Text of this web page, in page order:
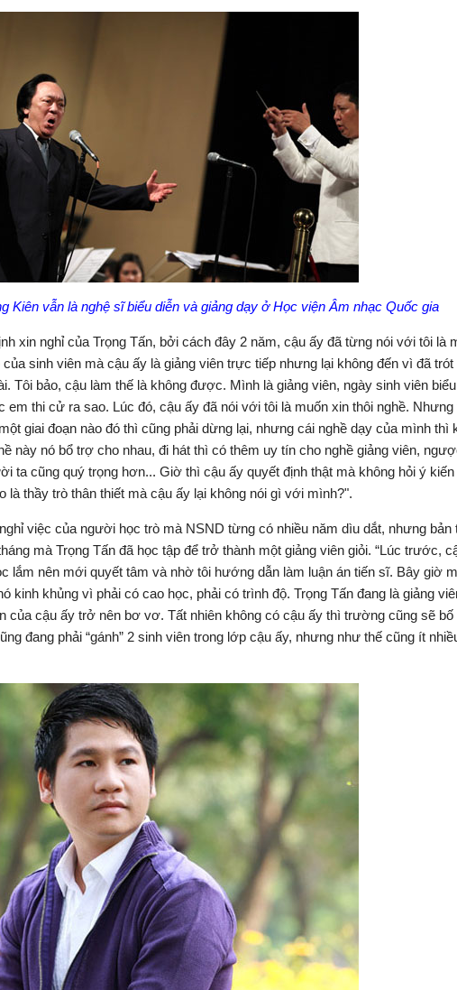
Kiên vẫn là nghệ sĩ biểu diễn và giảng dạy ở Học viện Âm nhạc Quốc gia
xin nghỉ của Trọng Tấn, bởi cách đây 2 năm, cậu ấy đã từng nói với tôi là
sinh viên mà cậu ấy là giảng viên trực tiếp nhưng lại không đến vì đã trót
Tôi bảo, cậu làm thế là không được. Mình là giảng viên, ngày sinh viên
em thi cử ra sao. Lúc đó, cậu ấy đã nói với tôi là muốn xin thôi nghề. Nhưng
giai đoạn nào đó thì cũng phải dừng lại, nhưng cái nghề dạy của mình thì
này nó bổ trợ cho nhau, đi hát thì có thêm uy tín cho nghề giảng viên,
ta cũng quý trọng hơn... Giờ thì cậu ấy quyết định thật mà không hỏi ý kiến
là thầy trò thân thiết mà cậu ấy lại không nói gì với mình?".
việc của người học trò mà NSND từng có nhiều năm dìu dắt, nhưng bản
mà Trọng Tấn đã học tập để trở thành một giảng viên giỏi. “Lúc trước,
lắm nên mới quyết tâm và nhờ tôi hướng dẫn làm luận án tiến sĩ. Bây giờ
kinh khủng vì phải có cao học, phải có trình độ. Trọng Tấn đang là giảng
của cậu ấy trở nên bơ vơ. Tất nhiên không có cậu ấy thì trường cũng sẽ bố
đang phải “gánh” 2 sinh viên trong lớp cậu ấy, nhưng như thế cũng ít